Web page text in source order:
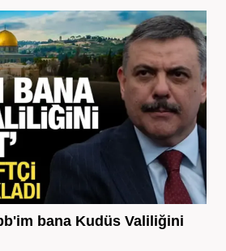
bana Kudüs Valiliğini